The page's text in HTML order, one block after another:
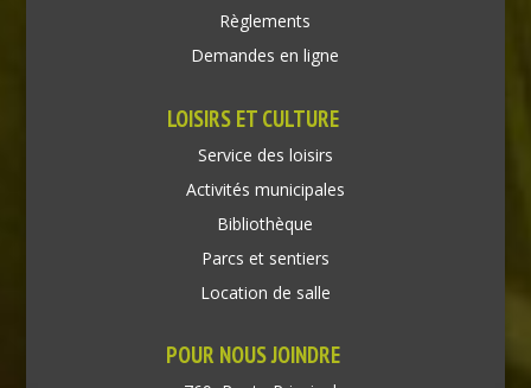
Règlements
Demandes en ligne
LOISIRS ET CULTURE
Service des loisirs
Activités municipales
Bibliothèque
Parcs et sentiers
Location de salle
POUR NOUS JOINDRE